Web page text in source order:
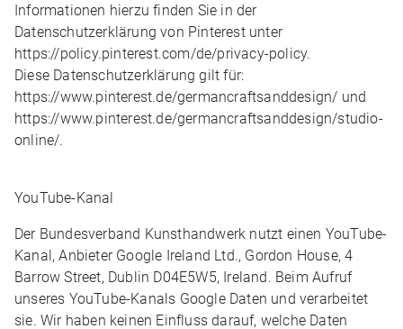
Informationen hierzu finden Sie in der
Datenschutzerklärung von Pinterest unter
https://policy.pinterest.com/de/privacy-policy.
Diese Datenschutzerklärung gilt für:
https://www.pinterest.de/germancraftsanddesign/ und
https://www.pinterest.de/germancraftsanddesign/studio-
online/.
YouTube-Kanal
Der Bundesverband Kunsthandwerk nutzt einen YouTube-
Kanal, Anbieter Google Ireland Ltd., Gordon House, 4
Barrow Street, Dublin D04E5W5, Ireland. Beim Aufruf
unseres YouTube-Kanals Google Daten und verarbeitet
sie. Wir haben keinen Einfluss darauf, welche Daten